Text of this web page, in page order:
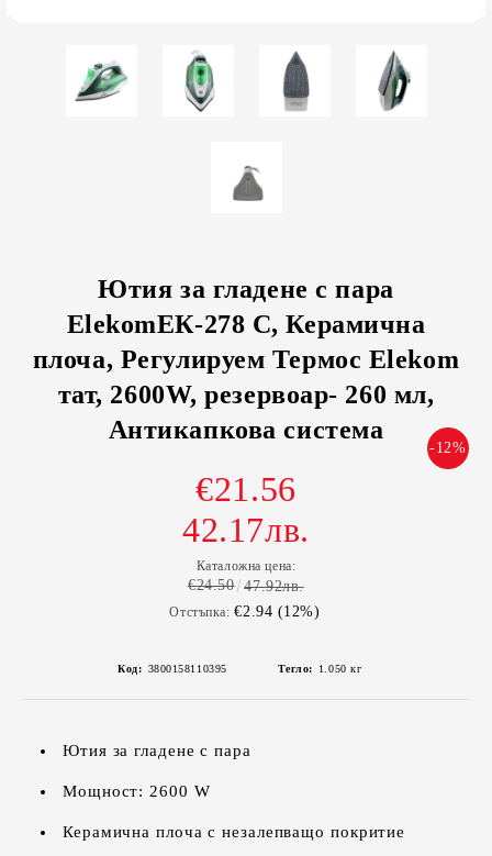
Ютия за гладене с пара
ElekomЕК-278 С, Керамична
плоча, Регулируем Термос Elekom
тат, 2600W, резервоар- 260 мл,
Антикапкова система
-12%
€21.56
42.17лв.
Каталожна цена:
€24.50 47.92лв.
Отстъпка: €2.94 (12%)
Код: 3800158110395 Тегло: 1.050 кг
Ютия за гладене с пара
Мощност: 2600 W
Керамична плоча с незалепващо покритие